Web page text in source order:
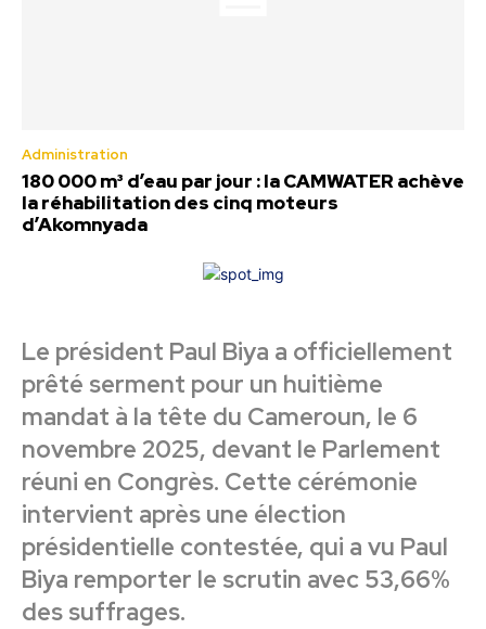
Administration
180 000 m³ d’eau par jour : la CAMWATER achève
la réhabilitation des cinq moteurs
d’Akomnyada
Le président Paul Biya a officiellement
prêté serment pour un huitième
mandat à la tête du Cameroun, le 6
novembre 2025, devant le Parlement
réuni en Congrès. Cette cérémonie
intervient après une élection
présidentielle contestée, qui a vu Paul
Biya remporter le scrutin avec 53,66%
des suffrages.